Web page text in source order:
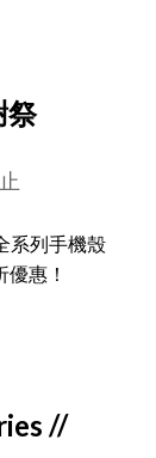
祭
系列手機殼
惠！
//